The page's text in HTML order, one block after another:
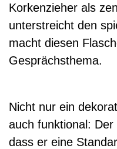
Korkenzieher als
unterstreicht den
macht diesen
Gesprächsthema.
Nicht nur ein
auch funktional:
dass er eine